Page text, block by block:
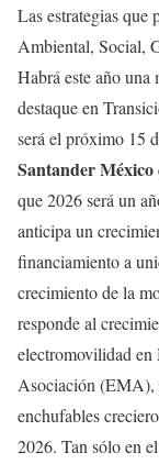
Las estrategias que
Ambiental, Social,
Habrá este año
destaque en
será el próximo 15
Santander México
que 2026 será un
anticipa un
financiamiento a
crecimiento de la
responde al
electromovilidad
Asociación (EMA),
enchufables
2026. Tan sólo en